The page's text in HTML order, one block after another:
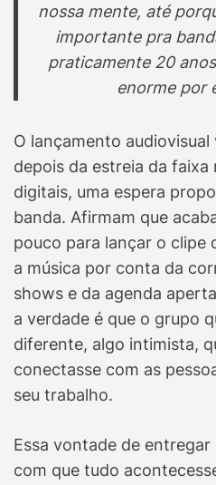
nossa mente, até
importante pra
praticamente 20
enorme por
O lançamento
depois da estreia da
digitais, uma espera
banda. Afirmam que
pouco para lançar o clipe
a música por conta da
shows e da agenda
a verdade é que o grupo
diferente, algo intimista,
conectasse com as
seu trabalho.
Essa vontade de
com que tudo